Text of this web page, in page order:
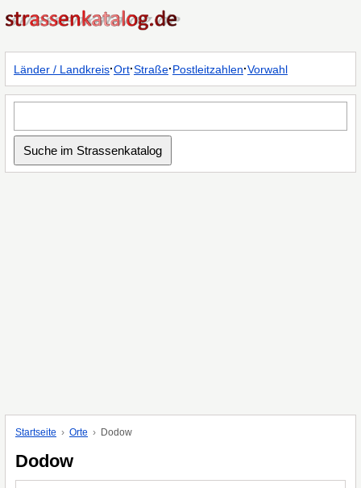
Länder / Landkreis·Ort·Straße·Postleitzahlen·Vorwahl
Startseite Orte Dodow
Dodow